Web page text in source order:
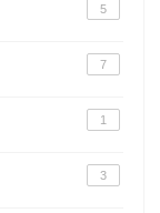
5
7
1
3